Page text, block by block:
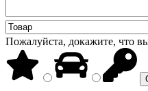
Пожалуйста, докажите, что